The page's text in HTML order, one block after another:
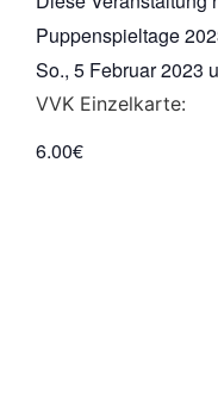
Puppenspieltage
So., 5 Februar 2023
VVK Einzelkarte:
6.00€